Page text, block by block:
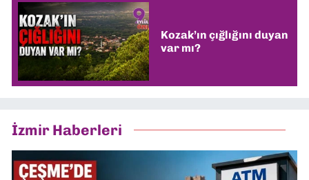
Kozak’ın çığlığını duyan
var mı?
İzmir Haberleri